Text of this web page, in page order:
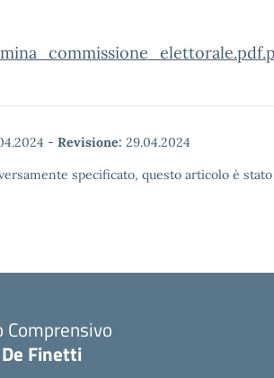
- Revisione: 29.04.2024
specificato, questo articolo è
Finetti